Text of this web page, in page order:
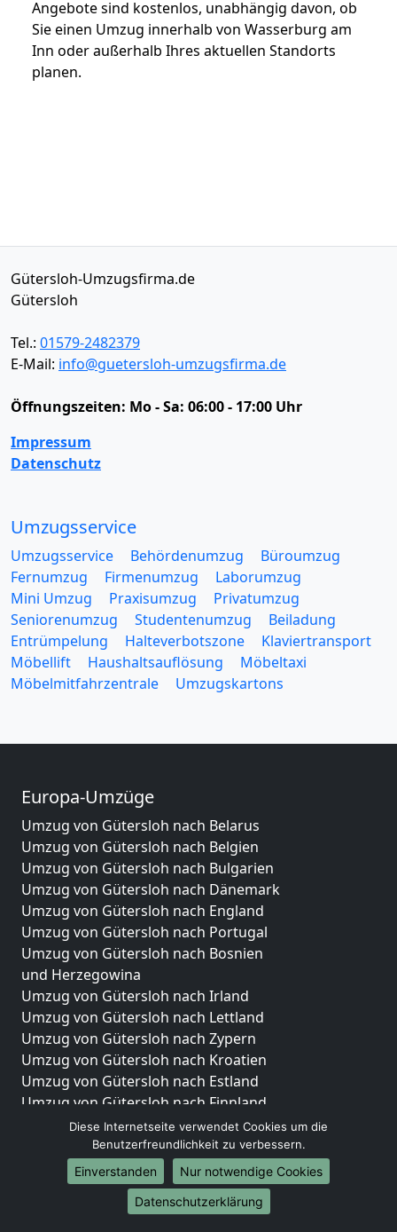
Angebote sind kostenlos, unabhängig davon, ob
Sie einen Umzug innerhalb von Wasserburg am
Inn oder außerhalb Ihres aktuellen Standorts
planen.
Gütersloh-Umzugsfirma.de
Gütersloh
Tel.: 01579-2482379
E-Mail: info@guetersloh-umzugsfirma.de
Öffnungszeiten: Mo - Sa: 06:00 - 17:00 Uhr
Impressum
Datenschutz
Umzugsservice
Umzugsservice Behördenumzug
Büroumzug
Fernumzug
Firmenumzug
Laborumzug
Mini Umzug
Praxisumzug
Privatumzug
Seniorenumzug
Studentenumzug
Beiladung
Entrümpelung
Halteverbotszone
Klaviertransport
Möbellift
Haushaltsauflösung
Möbeltaxi
Möbelmitfahrzentrale
Umzugskartons
Europa-Umzüge
Umzug von Gütersloh nach Belarus
Umzug von Gütersloh nach Belgien
Umzug von Gütersloh nach Bulgarien
Umzug von Gütersloh nach Dänemark
Umzug von Gütersloh nach England
Umzug von Gütersloh nach Portugal
Umzug von Gütersloh nach Bosnien
und Herzegowina
Umzug von Gütersloh nach Irland
Umzug von Gütersloh nach Lettland
Umzug von Gütersloh nach Zypern
Umzug von Gütersloh nach Kroatien
Umzug von Gütersloh nach Estland
Umzug von Gütersloh nach Finnland
Umzug von Gütersloh nach Frankreich
Umzug von Gütersloh nach Griechenland
Umzug von Gütersloh nach Italien
Umzug von Gütersloh nach Liechtenstein
Umzug von Gütersloh nach Luxemburg
Diese Internetseite verwendet Cookies um die
Benutzerfreundlichkeit zu verbessern.
Einverstanden
Nur notwendige Cookies
Datenschutzerklärung